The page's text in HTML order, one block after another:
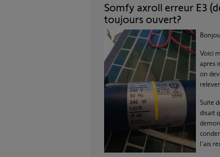
Somfy axroll erreur E3
toujours ouvert?
Voici
apres
on
Suite
disait
l'ais